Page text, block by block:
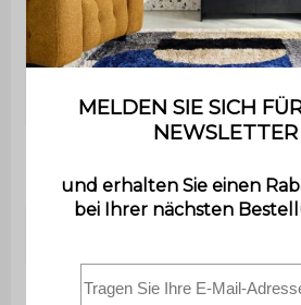
Platte
1,8 cm
Maximale
Belastung
Stauraum
Ø 1,9 x H 34 cm